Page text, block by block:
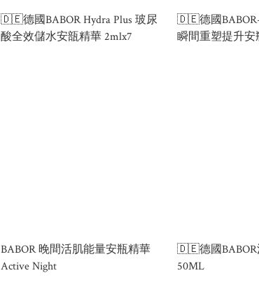
🇩🇪德國BABOR Hydra Plus 玻尿
酸全效儲水安瓿精華 2mlx7
🇩🇪德國BABOR-
瞬間重塑提升安
BABOR 晚間活肌能量安瓶精華
Active Night
🇩🇪德國BABOR
50ML